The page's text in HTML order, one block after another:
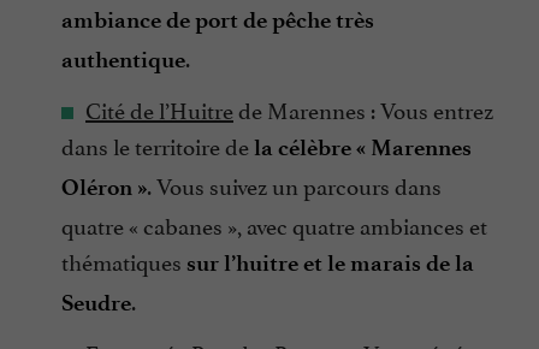
ambiance de port de pêche très
authentique.
Cité de l’Huitrede Marennes : Vous entrez
dans le territoire dela célèbre « Marennes
Oléron ». Vous suivez un parcours dans
quatre « cabanes », avec quatre ambiances et
thématiques sur l’huitre et le marais de la
Seudre.